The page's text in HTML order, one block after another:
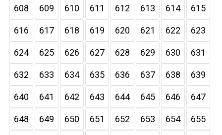
608 609 610 611 612 613 614 615
616 617 618 619 620 621 622 623
624 625 626 627 628 629 630 631
632 633 634 635 636 637 638 639
640 641 642 643 644 645 646 647
648 649 650 651 652 653 654 655